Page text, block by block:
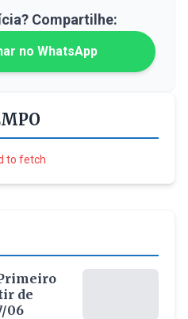
Compartilhe:
no WhatsApp
to fetch
de
06